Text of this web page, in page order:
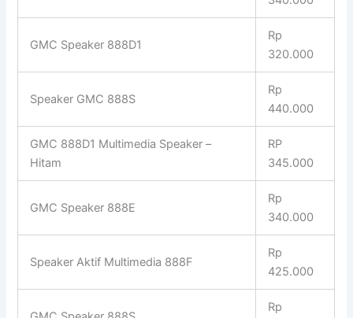
GMC Speaker 888D1
Rp
320.000
Speaker GMC 888S
Rp
440.000
GMC 888D1 Multimedia Speaker –
Hitam
RP
345.000
GMC Speaker 888E
Rp
340.000
Speaker Aktif Multimedia 888F
Rp
425.000
Rp